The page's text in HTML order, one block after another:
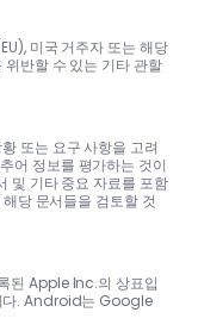
미국 거주자 또는 해당
위반할 수 있는 기타 관할
또는 요구 사항을 고려
어 정보를 평가하는 것이
및 기타 중요 자료를 포함
당 문서들을 검토할 것
된 Apple Inc.의 상표입
다. Android는 Google